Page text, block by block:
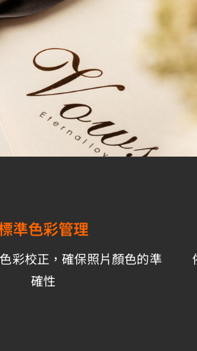
準色彩管理
彩校正，確保照片顏色的準
確性